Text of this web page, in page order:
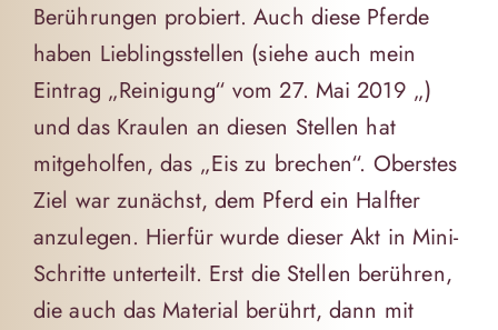
Berührungen probiert. Auch diese Pferde
haben Lieblingsstellen (siehe auch mein
Eintrag „Reinigung“ vom 27. Mai 2019 „)
und das Kraulen an diesen Stellen hat
mitgeholfen, das „Eis zu brechen“. Oberstes
Ziel war zunächst, dem Pferd ein Halfter
anzulegen. Hierfür wurde dieser Akt in Mini-
Schritte unterteilt. Erst die Stellen berühren,
die auch das Material berührt, dann mit